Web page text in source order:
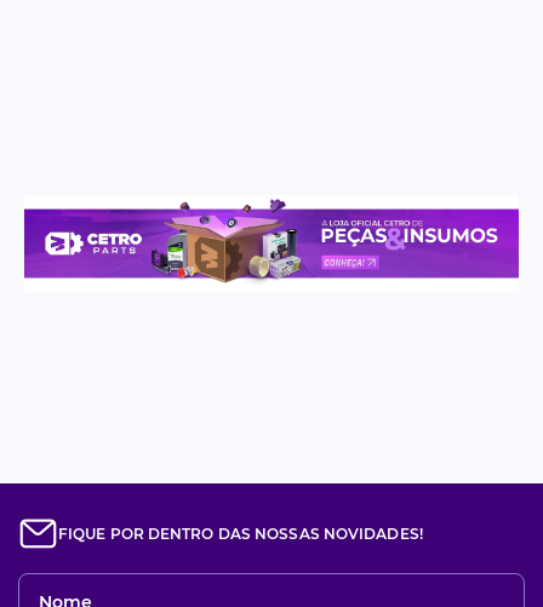
FIQUE POR DENTRO DAS NOSSAS NOVIDADES!